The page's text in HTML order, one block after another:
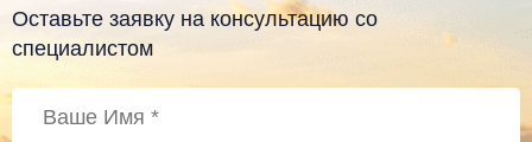
Оставьте заявку на консультацию со
специалистом